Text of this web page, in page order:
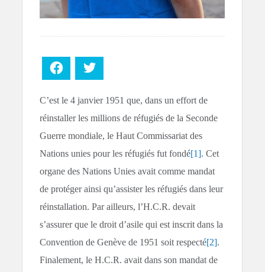
Facebook
C’est le 4 janvier 1951 que, dans un effort de
réinstaller les millions de réfugiés de la Seconde
Guerre mondiale, le Haut Commissariat des
Nations unies pour les réfugiés fut fondé[1]. Cet
organe des Nations Unies avait comme mandat
de protéger ainsi qu’assister les réfugiés dans leur
réinstallation. Par ailleurs, l’H.C.R. devait
s’assurer que le droit d’asile qui est inscrit dans la
Convention de Genève de 1951 soit respecté[2].
Finalement, le H.C.R. avait dans son mandat de